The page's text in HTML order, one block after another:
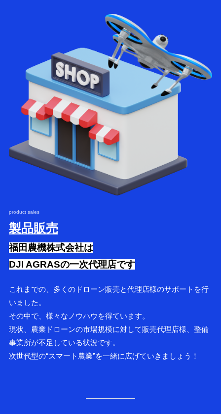
product sales
製品販売
福田農機株式会社は
DJI AGRASの一次代理店です
これまでの、多くのドローン販売と代理店様のサポートを行
いました。
その中で、様々なノウハウを得ています。
現状、農業ドローンの市場規模に対して販売代理店様、整備
事業所が不足している状況です。
次世代型の“スマート農業”を一緒に広げていきましょう！